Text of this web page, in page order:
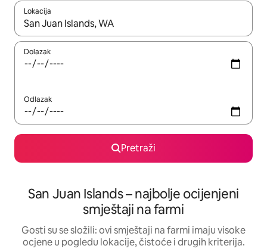
Lokacija
Kada budu dostupni rezultati, moći ćete ih pregledati
Dolazak
Odlazak
Pretraži
San Juan Islands – najbolje ocijenjeni
smještaji na farmi
Gosti su se složili: ovi smještaji na farmi imaju visoke
ocjene u pogledu lokacije, čistoće i drugih kriterija.